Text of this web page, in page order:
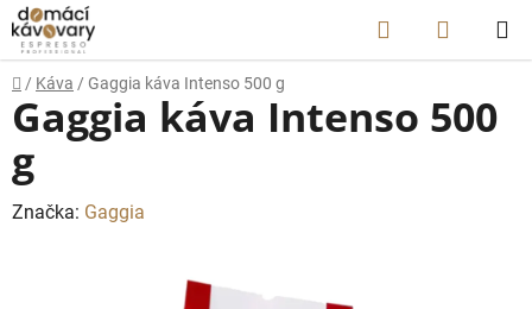
Prejsť
na
obsah
Hľadať
KOŠÍK
Domov
/ Káva / Gaggia káva Intenso 500 g
Gaggia káva Intenso 500
g
Značka: Gaggia